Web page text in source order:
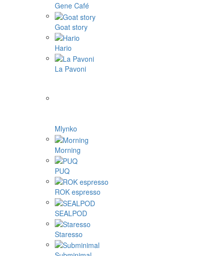
Gene Café
Goat story
Hario
La Pavoni
Mlynko
Morning
PUQ
ROK espresso
SEALPOD
Staresso